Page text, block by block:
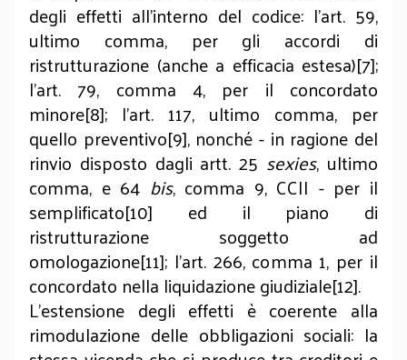
degli effetti all’interno del codice: l’art. 59,
ultimo comma, per gli accordi di
ristrutturazione (anche a efficacia estesa)[7];
l’art. 79, comma 4, per il concordato
minore[8]; l’art. 117, ultimo comma, per
quello preventivo[9], nonché - in ragione del
rinvio disposto dagli artt. 25 sexies, ultimo
comma, e 64 bis, comma 9, CCII - per il
semplificato[10] ed il piano di
ristrutturazione soggetto ad
omologazione[11]; l’art. 266, comma 1, per il
concordato nella liquidazione giudiziale[12].
L’estensione degli effetti è coerente alla
rimodulazione delle obbligazioni sociali: la